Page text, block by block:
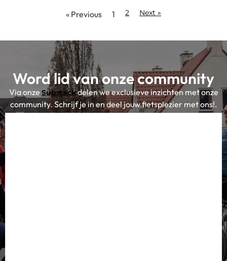
« Previous 1 2 Next »
Word lid van onze community
Via onze Substackdelen we exclusieve inzichten met onze
community. Schrijf je in en deel jouw fietsplezier met ons!.